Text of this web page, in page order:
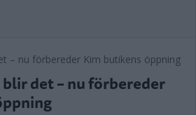
det – nu förbereder